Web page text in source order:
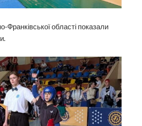
Франківської області показали